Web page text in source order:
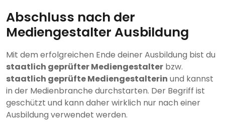
Abschluss nach der
Mediengestalter Ausbildung
Mit dem erfolgreichen Ende deiner Ausbildung bist du
staatlich geprüfter Mediengestalter bzw.
staatlich geprüfte Mediengestalterin und kannst
in der Medienbranche durchstarten. Der Begriff ist
geschützt und kann daher wirklich nur nach einer
Ausbildung verwendet werden.